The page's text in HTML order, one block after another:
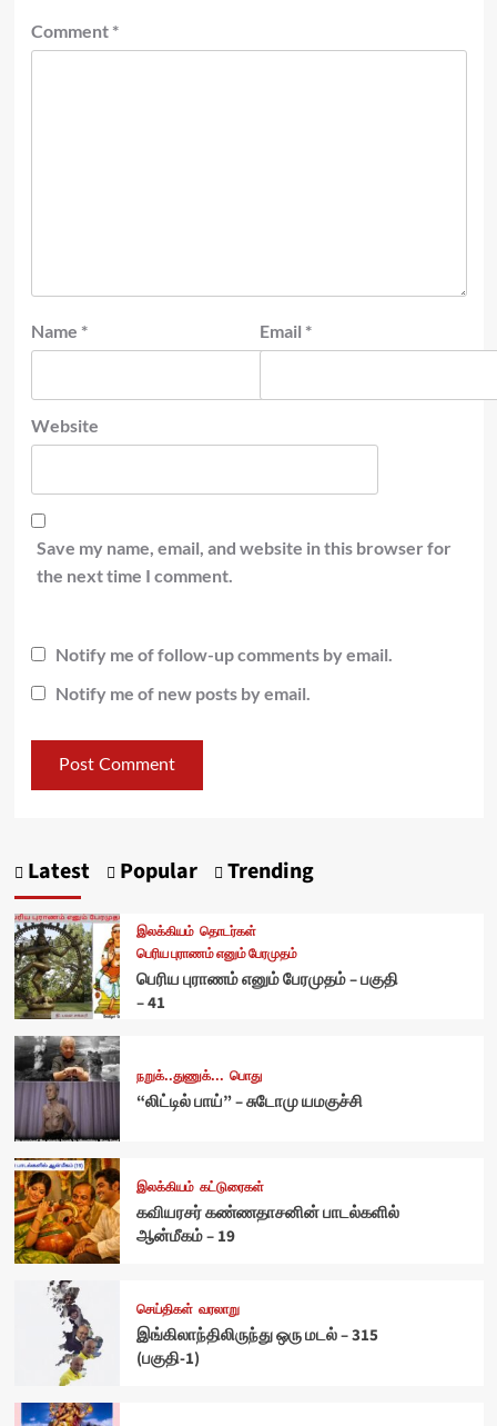
Comment *
Name * Email *
Website
Save my name, email, and website in this browser for
the next time I comment.
Notify me of follow-up comments by email.
Notify me of new posts by email.
Latest Popular Trending
இலக்கியம் தொடர்கள்
பெரிய புராணம் எனும் பேரமுதம்
பெரிய புராணம் எனும் பேரமுதம் – பகுதி
– 41
நறுக்..துணுக்... பொது
“லிட்டில் பாய்” – சுடோமு யமகுச்சி
இலக்கியம் கட்டுரைகள்
கவியரசர் கண்ணதாசனின் பாடல்களில்
ஆன்மீகம் – 19
செய்திகள் வரலாறு
இங்கிலாந்திலிருந்து ஒரு மடல் – 315
(பகுதி-1)